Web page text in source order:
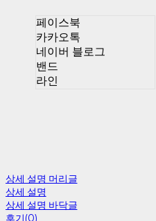
페이스북
카카오톡
네이버 블로그
밴드
라인
상세 설명 머리글
상세 설명
상세 설명 바닥글
후기(0)